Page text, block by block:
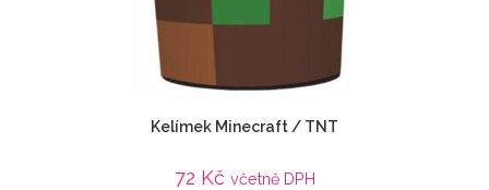
Kelímek Minecraft / TNT
72 Kč včetně DPH